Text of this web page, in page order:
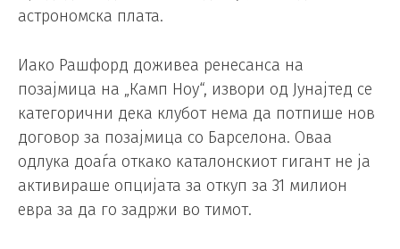
астрономска плата.
Иако Рашфорд доживеа ренесанса на
позајмица на „Камп Ноу“, извори од Јунајтед се
категорични дека клубот нема да потпише нов
договор за позајмица со Барселона. Оваа
одлука доаѓа откако каталонскиот гигант не ја
активираше опцијата за откуп за 31 милион
евра за да го задржи во тимот.